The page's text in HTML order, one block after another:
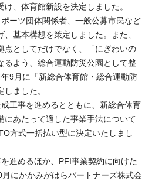
、体育館新設を決定しました。
ーツ団体関係者、一般公募市民など
基本構想を策定しました。また、
点としてだけでなく、「にぎわいの
るよう、総合運動防災公園として整
9月に「新総合体育館・総合運動防
ました。
工事を進めるとともに、新総合体育
にあたって適した事業手法について
方式一括払い型に決定いたしまし
進めるほか、PFI事業契約に向けた
にかかみがはらパートナーズ株式会